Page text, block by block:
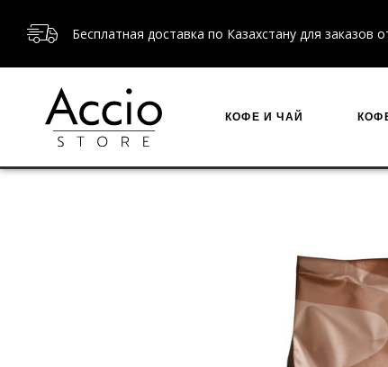
Бесплатная доставка по Казахстану для заказов
КОФЕ И ЧАЙ